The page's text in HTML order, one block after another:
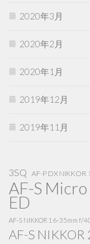
2020年3月
2020年2月
2020年1月
2019年12月
2019年11月
3SQ AF-P DX NIKKOR
AF-S
ED
AF-S NIKKOR 16-35mm f/
AF-S NIKKOR